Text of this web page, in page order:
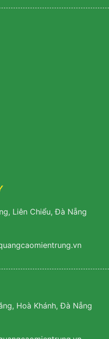
Liên Chiểu, Đà Nẵng
Hoà Khánh, Đà Nẵng